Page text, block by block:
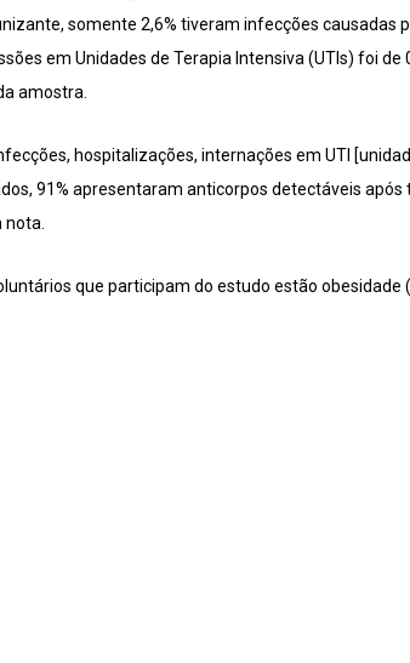
somente 2,6% tiveram infecções causadas
em Unidades de Terapia Intensiva (UTIs) foi de
amostra.
hospitalizações, internações em UTI
91% apresentaram anticorpos detectáveis
nota.
que participam do estudo estão obesidade